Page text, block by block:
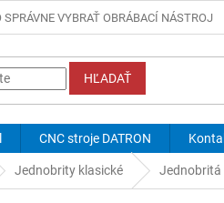
SPRÁVNE VYBRAŤ OBRÁBACÍ NÁSTROJ
HĽADAŤ
CNC stroje DATRON
Jednobrity klasické Jednobritá